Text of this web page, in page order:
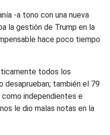
-a tono con una nueva
la gestión de Trump en la
hace poco tiempo
todos los
también el 79
independientes e
le dio malas notas en la